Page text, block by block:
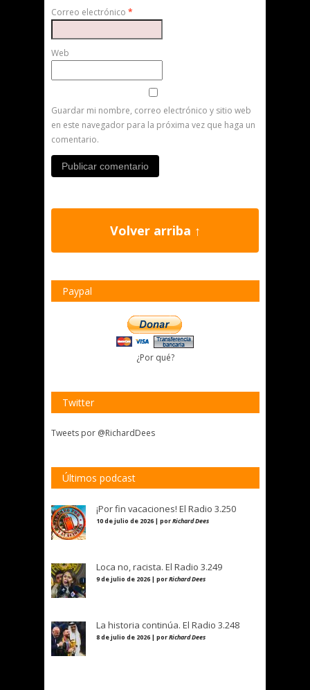
Correo electrónico *
Web
Guardar mi nombre, correo electrónico y sitio web
en este navegador para la próxima vez que haga un
comentario.
Volver arriba ↑
Paypal
¿Por qué?
Twitter
Tweets por @RichardDees
Últimos podcast
¡Por fin vacaciones! El Radio 3.250
10 de julio de 2026 | porRichard Dees
Loca no, racista. El Radio 3.249
9 de julio de 2026 | porRichard Dees
La historia continúa. El Radio 3.248
8 de julio de 2026 | porRichard Dees